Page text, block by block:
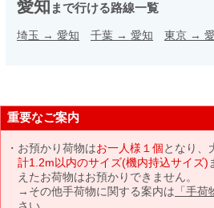
愛知 まで行ける路線一覧
埼玉 → 愛知 千葉 → 愛知 東京 →
重要なご案内
お預かり荷物はお一人様１個となり、
計1.2m以内のサイズ(機内持込サイズ)
えたお荷物はお預かりできません。
→その他手荷物に関する案内は 「手
さい。